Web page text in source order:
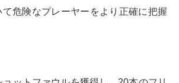
危険なプレーヤーをより正確に把握